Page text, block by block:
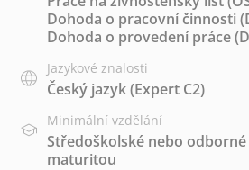
Dohoda o pracovní činnosti
Dohoda o provedení práce
Jazykové znalosti
Český jazyk(Expert C2)
Minimální vzdělání
Středoškolské nebo odborné
maturitou